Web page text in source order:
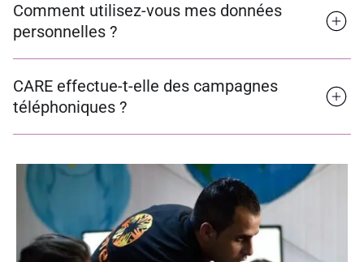
Comment utilisez-vous mes données
personnelles ?
CARE effectue-t-elle des campagnes
téléphoniques ?